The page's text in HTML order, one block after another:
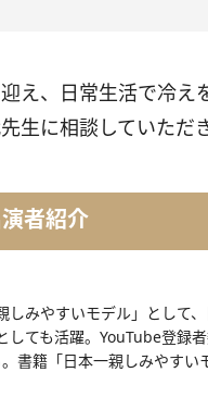
え、日常生活で冷え
生に相談していただ
者紹介
しみやすいモデル」として
しても活躍。YouTube登録
書籍「日本一親しみやすい